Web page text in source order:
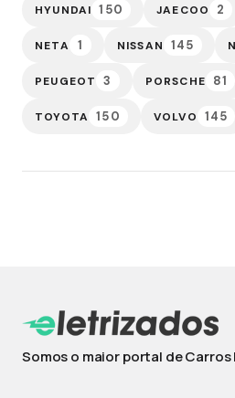
HYUNDAI 150 JAECOO 2
NETA 1 NISSAN 145
PEUGEOT 3 PORSCHE 81
TOYOTA 150 VOLVO 145
Somos o maior portal de